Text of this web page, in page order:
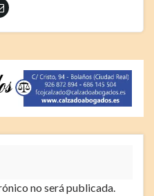
no será publicada.